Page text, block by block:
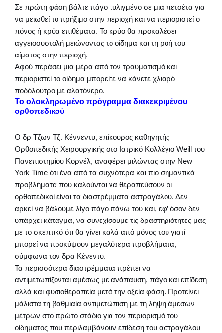
Σε πρώτη φάση βάλτε πάγο τυλιγμένο σε μια πετσέτα για
να μειωθεί το πρήξιμο στην περιοχή και να περιοριστεί ο
πόνος ή κρύα επιθέματα. Το κρύο θα προκαλέσει
αγγειοσυστολή μειώνοντας το οίδημα και τη ροή του
αίματος στην περιοχή.
Αφού περάσει μια μέρα από τον τραυματισμό και
περιοριστεί το οίδημα μπορείτε να κάνετε χλιαρό
ποδόλουτρο με αλατόνερο.
Το ολοκληρωμένο πρόγραμμα διακεκριμένου
ορθοπεδικού
Ο δρ Τζων Τζ. Κέννεντυ, επίκουρος καθηγητής
Ορθοπεδικής Χειρουργικής στο Ιατρικό Κολλέγιο Weill του
Πανεπιστημίου Κορνέλ, αναφέρει μιλώντας στην New
York Time ότι ένα από τα συχνότερα και πιο σημαντικά
προβλήματα που καλούνται να θεραπεύσουν οι
ορθοπεδικοί είναι τα διαστρέμματα αστραγάλου. Δεν
αρκεί να βάλουμε λίγο πάγο πάνω του και, εφ’ όσον δεν
υπάρχει κάταγμα, να συνεχίσουμε τις δραστηριότητες μας
με το σκεπτικό ότι θα γίνει καλά από μόνος του γιατί
μπορεί να προκύψουν μεγαλύτερα προβλήματα,
σύμφωνα τον δρα Κένεντυ.
Τα περισσότερα διαστρέμματα πρέπει να
αντιμετωπίζονται αμέσως με ανάπαυση, πάγο και επίδεση
αλλά και φυσιοθεραπεία μετά την οξεία φάση. Προτείνει
μάλιστα τη βαθμιαία αντιμετώπιση με τη λήψη άμεσων
μέτρων στο πρώτο στάδιο για τον περιορισμό του
οίδηματος που περιλαμβάνουν επίδεση του αστραγάλου